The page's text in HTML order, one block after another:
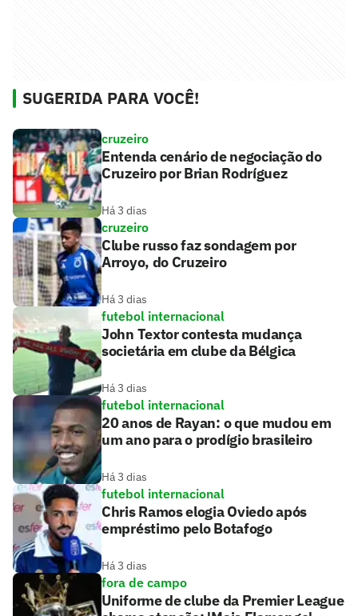
SUGERIDA PARA VOCÊ!
cruzeiro
Entenda cenário de negociação do
Cruzeiro por Brian Rodríguez
Há 3 dias
cruzeiro
Clube russo faz sondagem por
Arroyo, do Cruzeiro
Há 3 dias
futebol internacional
John Textor contesta mudança
societária em clube da Bélgica
Há 3 dias
futebol internacional
20 anos de Rayan: o que mudou em
um ano para o prodígio brasileiro
Há 3 dias
futebol internacional
Chris Ramos elogia Oviedo após
empréstimo pelo Botafogo
Há 3 dias
fora de campo
Uniforme de clube da Premier League